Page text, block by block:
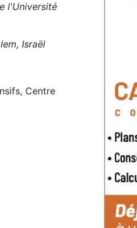
l'Université
Israël
Centre